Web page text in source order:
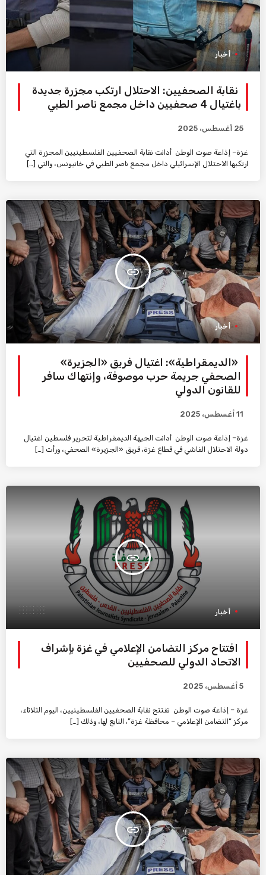
أخبار
نقابة الصحفيين: الاحتلال ارتكب مجزرة جديدة
باغتيال 4 صحفيين داخل مجمع ناصر الطبي
25 أغسطس، 2025
غزة– إذاعة صوت الوطن أدانت نقابة الصحفيين الفلسطينيين المجزرة التي
ارتكبها الاحتلال الإسرائيلي داخل مجمع ناصر الطبي في خانيونس، والتي […]
insert_link
أخبار
«الديمقراطية»: اغتيال فريق «الجزيرة»
الصحفي جريمة حرب موصوفة، وإنتهاك سافر
للقانون الدولي
11 أغسطس، 2025
غزة– إذاعة صوت الوطن أدانت الجبهة الديمقراطية لتحرير فلسطين اغتيال
دولة الاحتلال الفاشي في قطاع غزة، فريق «الجزيرة» الصحفي، ورأت […]
insert_link
أخبار
افتتاح مركز التضامن الإعلامي في غزة بإشراف
الاتحاد الدولي للصحفيين
5 أغسطس، 2025
غزة – إذاعة صوت الوطن تفتتح نقابة الصحفيين الفلسطينيين، اليوم الثلاثاء،
مركز “التضامن الإعلامي – محافظة غزة”، التابع لها، وذلك […]
insert_link